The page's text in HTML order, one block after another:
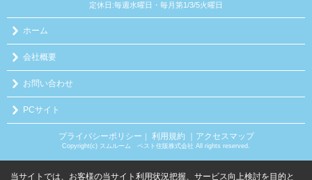
定休日:毎週水曜日・毎月第1/3/5火曜日
ホーム
会社概要
お問い合わせ
PCサイト
プライバシーポリシー 利用規約 ｜アクセスマップ
Copyright(c) スムルーム ベスト住販株式会社 All rights reserved.
当サイトでは、お客様の当サイト利用状況把握、サービス向上検討を目的と